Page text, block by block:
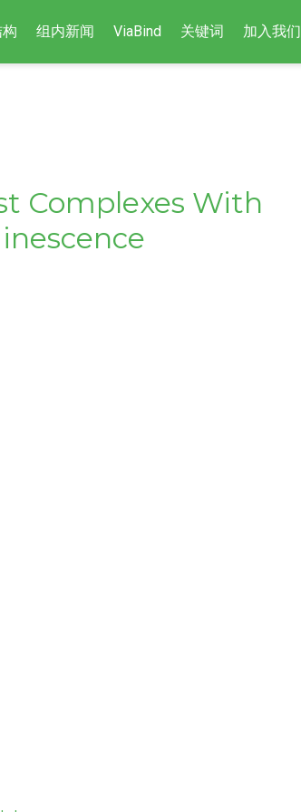
组内新闻 ViaBind 关键词 加入我们
Complexes With